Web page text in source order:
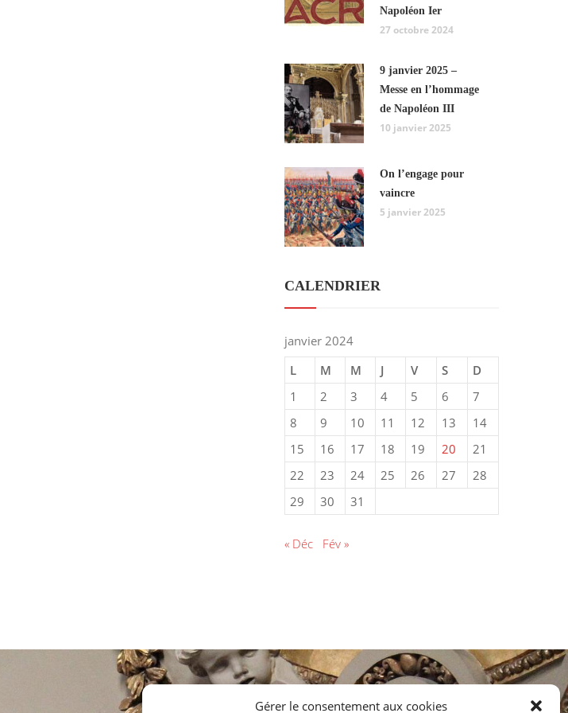
Gérer le consentement aux cookies
Napoléon Ier
27 octobre 2024
9 janvier 2025 –
Messe en l’hommage
de Napoléon III
10 janvier 2025
On l’engage pour
vaincre
5 janvier 2025
CALENDRIER
janvier 2024
L
M M J V S
D
1
2 3 4 5 6
7
8
9 10 11 12 13
14
15
16 17 18 19 20
21
22
23 24 25 26 27
28
29
30 31
« Déc Fév »